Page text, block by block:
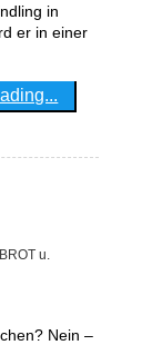
in
er in einer
BROT u.
Nein –